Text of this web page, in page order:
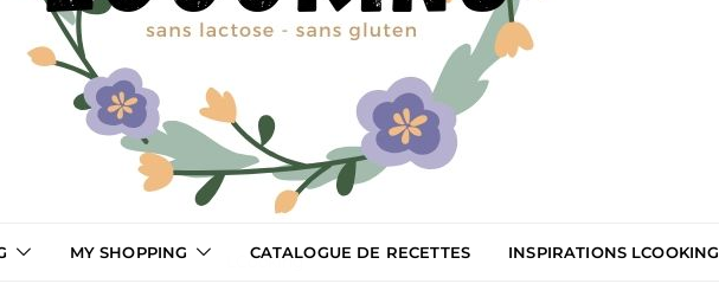
LCooking
MY SHOPPING CATALOGUE DE RECETTES INSPIRATIONS LCOOKING